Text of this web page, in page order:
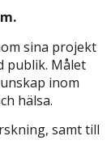
sina projekt
publik. Målet
inom
hälsa.
samt till